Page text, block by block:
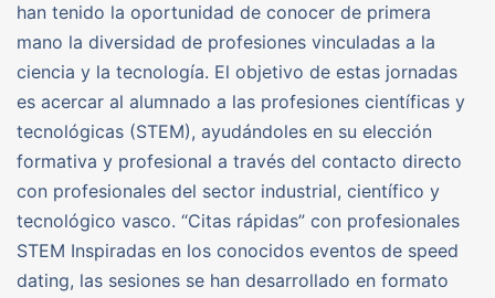
han tenido la oportunidad de conocer de primera
mano la diversidad de profesiones vinculadas a la
ciencia y la tecnología. El objetivo de estas jornadas
es acercar al alumnado a las profesiones científicas y
tecnológicas (STEM), ayudándoles en su elección
formativa y profesional a través del contacto directo
con profesionales del sector industrial, científico y
tecnológico vasco. “Citas rápidas” con profesionales
STEM Inspiradas en los conocidos eventos de speed
dating, las sesiones se han desarrollado en formato